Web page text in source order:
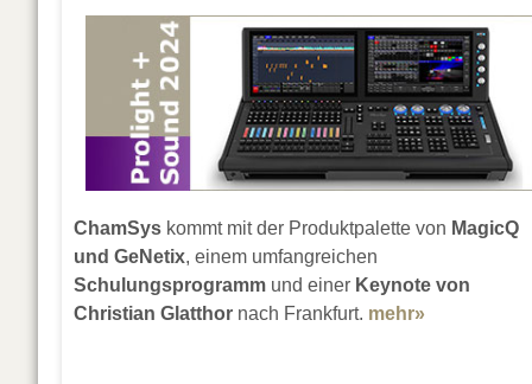
ChamSys kommt mit der Produktpalette von MagicQ
und GeNetix, einem umfangreichen
Schulungsprogramm und einer Keynote von
Christian Glatthor nach Frankfurt. mehr»